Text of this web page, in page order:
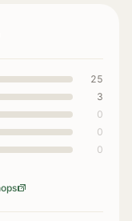
25
3
0
0
0